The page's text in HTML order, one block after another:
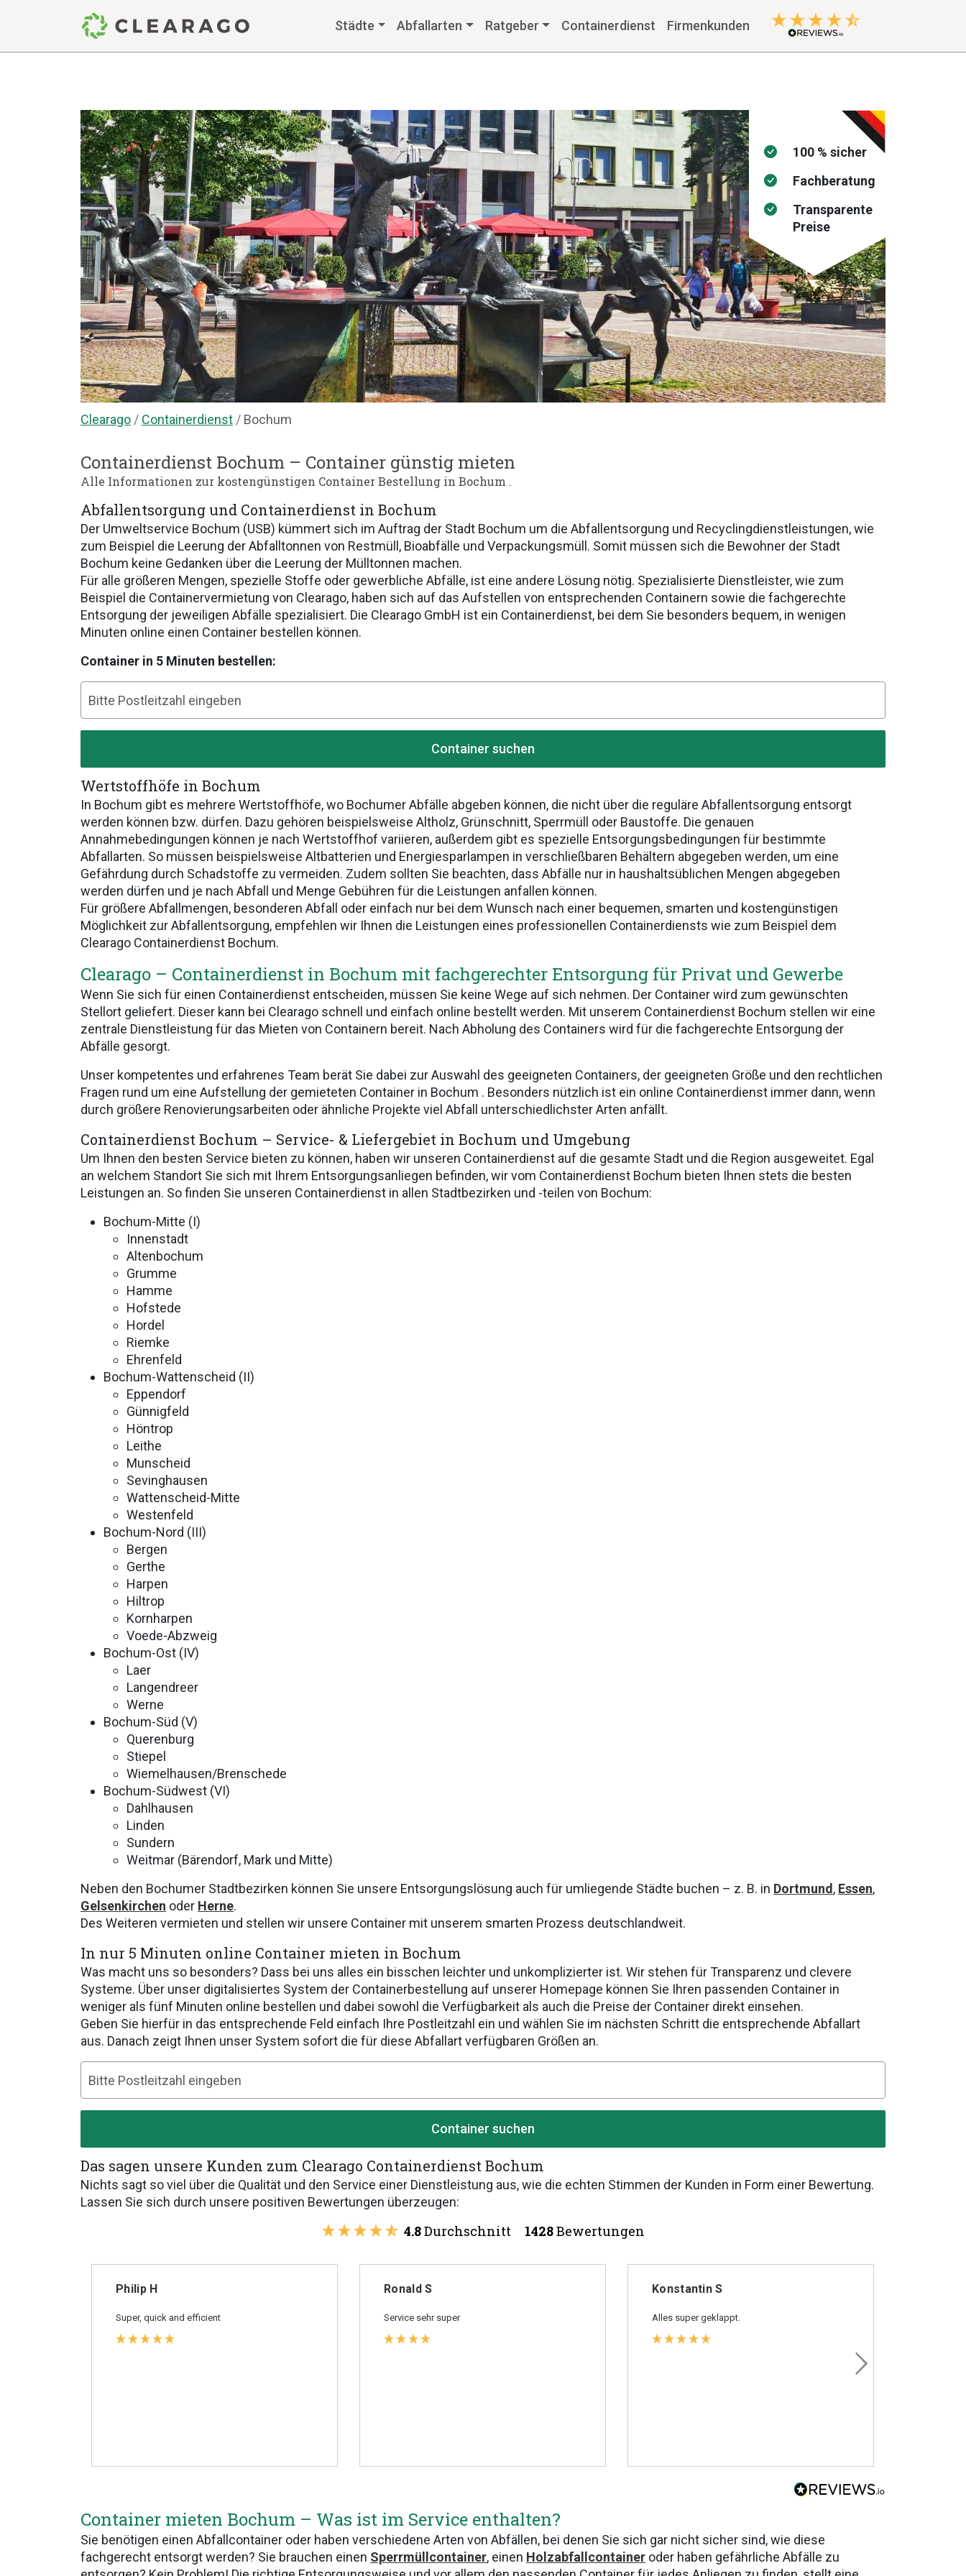
Städte Abfallarten Ratgeber Containerdienst Firmenkunden
100 % sicher
Fachberatung
Transparente
Preise
Clearago Containerdienst Bochum
Containerdienst Bochum – Container günstig mieten
Alle Informationen zur kostengünstigen Container Bestellung in Bochum .
Abfallentsorgung und Containerdienst in Bochum
Der Umweltservice Bochum (USB) kümmert sich im Auftrag der Stadt Bochum um die Abfallentsorgung und Recyclingdienstleistungen, wie
zum Beispiel die Leerung der Abfalltonnen von Restmüll, Bioabfälle und Verpackungsmüll. Somit müssen sich die Bewohner der Stadt
Bochum keine Gedanken über die Leerung der Mülltonnen machen.
Für alle größeren Mengen, spezielle Stoffe oder gewerbliche Abfälle, ist eine andere Lösung nötig. Spezialisierte Dienstleister, wie zum
Beispiel die Containervermietung von Clearago, haben sich auf das Aufstellen von entsprechenden Containern sowie die fachgerechte
Entsorgung der jeweiligen Abfälle spezialisiert. Die Clearago GmbH ist ein Containerdienst, bei dem Sie besonders bequem, in wenigen
Minuten online einen Container bestellen können.
Container in 5 Minuten bestellen:
Container suchen
Wertstoffhöfe in Bochum
In Bochum gibt es mehrere Wertstoffhöfe, wo Bochumer Abfälle abgeben können, die nicht über die reguläre Abfallentsorgung entsorgt
werden können bzw. dürfen. Dazu gehören beispielsweise Altholz, Grünschnitt, Sperrmüll oder Baustoffe. Die genauen
Annahmebedingungen können je nach Wertstoffhof variieren, außerdem gibt es spezielle Entsorgungsbedingungen für bestimmte
Abfallarten. So müssen beispielsweise Altbatterien und Energiesparlampen in verschließbaren Behältern abgegeben werden, um eine
Gefährdung durch Schadstoffe zu vermeiden. Zudem sollten Sie beachten, dass Abfälle nur in haushaltsüblichen Mengen abgegeben
werden dürfen und je nach Abfall und Menge Gebühren für die Leistungen anfallen können.
Für größere Abfallmengen, besonderen Abfall oder einfach nur bei dem Wunsch nach einer bequemen, smarten und kostengünstigen
Möglichkeit zur Abfallentsorgung, empfehlen wir Ihnen die Leistungen eines professionellen Containerdiensts wie zum Beispiel dem
Clearago Containerdienst Bochum.
Clearago – Containerdienst in Bochum mit fachgerechter Entsorgung für Privat und Gewerbe
Wenn Sie sich für einen Containerdienst entscheiden, müssen Sie keine Wege auf sich nehmen. Der Container wird zum gewünschten
Stellort geliefert. Dieser kann bei Clearago schnell und einfach online bestellt werden. Mit unserem Containerdienst Bochum stellen wir eine
zentrale Dienstleistung für das Mieten von Containern bereit. Nach Abholung des Containers wird für die fachgerechte Entsorgung der
Abfälle gesorgt.
Unser kompetentes und erfahrenes Team berät Sie dabei zur Auswahl des geeigneten Containers, der geeigneten Größe und den rechtlichen
Fragen rund um eine Aufstellung der gemieteten Container in Bochum . Besonders nützlich ist ein online Containerdienst immer dann, wenn
durch größere Renovierungsarbeiten oder ähnliche Projekte viel Abfall unterschiedlichster Arten anfällt.
Containerdienst Bochum – Service- & Liefergebiet in Bochum und Umgebung
Um Ihnen den besten Service bieten zu können, haben wir unseren Containerdienst auf die gesamte Stadt und die Region ausgeweitet. Egal
an welchem Standort Sie sich mit Ihrem Entsorgungsanliegen befinden, wir vom Containerdienst Bochum bieten Ihnen stets die besten
Leistungen an. So finden Sie unseren Containerdienst in allen Stadtbezirken und -teilen von Bochum:
Bochum-Mitte (I)
Innenstadt
Altenbochum
Grumme
Hamme
Hofstede
Hordel
Riemke
Ehrenfeld
Bochum-Wattenscheid (II)
Eppendorf
Günnigfeld
Höntrop
Leithe
Munscheid
Sevinghausen
Wattenscheid-Mitte
Westenfeld
Bochum-Nord (III)
Bergen
Gerthe
Harpen
Hiltrop
Kornharpen
Voede-Abzweig
Bochum-Ost (IV)
Laer
Langendreer
Werne
Bochum-Süd (V)
Querenburg
Stiepel
Wiemelhausen/Brenschede
Bochum-Südwest (VI)
Dahlhausen
Linden
Sundern
Weitmar (Bärendorf, Mark und Mitte)
Neben den Bochumer Stadtbezirken können Sie unsere Entsorgungslösung auch für umliegende Städte buchen – z. B. in Dortmund, Essen,
Gelsenkirchen oder Herne.
Des Weiteren vermieten und stellen wir unsere Container mit unserem smarten Prozess deutschlandweit.
In nur 5 Minuten online Container mieten in Bochum
Was macht uns so besonders? Dass bei uns alles ein bisschen leichter und unkomplizierter ist. Wir stehen für Transparenz und clevere
Systeme. Über unser digitalisiertes System der Containerbestellung auf unserer Homepage können Sie Ihren passenden Container in
weniger als fünf Minuten online bestellen und dabei sowohl die Verfügbarkeit als auch die Preise der Container direkt einsehen.
Geben Sie hierfür in das entsprechende Feld einfach Ihre Postleitzahl ein und wählen Sie im nächsten Schritt die entsprechende Abfallart
aus. Danach zeigt Ihnen unser System sofort die für diese Abfallart verfügbaren Größen an.
Container suchen
Das sagen unsere Kunden zum Clearago Containerdienst Bochum
Nichts sagt so viel über die Qualität und den Service einer Dienstleistung aus, wie die echten Stimmen der Kunden in Form einer Bewertung.
Lassen Sie sich durch unsere positiven Bewertungen überzeugen:
4.8Durchschnitt 1428Bewertungen
Philip H
Super, quick and efficient
Ronald S
Service sehr super
Konstantin S
Alles super geklappt.
Container mieten Bochum – Was ist im Service enthalten?
Sie benötigen einen Abfallcontainer oder haben verschiedene Arten von Abfällen, bei denen Sie sich gar nicht sicher sind, wie diese
fachgerecht entsorgt werden? Sie brauchen einen Sperrmüllcontainer, einen Holzabfallcontainer oder haben gefährliche Abfälle zu